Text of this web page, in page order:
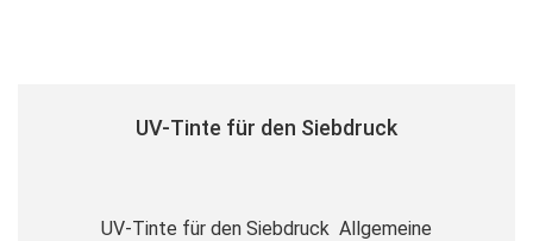
UV-Tinte für den Siebdruck
UV-Tinte für den Siebdruck Allgemeine